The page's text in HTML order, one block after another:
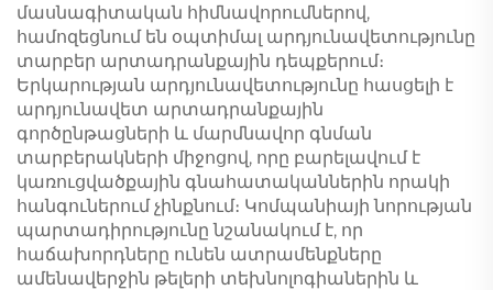
մասնագիտական հիմնավորումներով,
համոզեցնում են օպտիմալ արդյունավետությունը
տարբեր արտադրանքային դեպքերում։
Երկարության արդյունավետությունը հասցելի է
արդյունավետ արտադրանքային
գործընթացների և մարմնավոր գնման
տարբերակների միջոցով, որը բարելավում է
կառուցվածքային գնահատականներին որակի
հանգուներում չինքնում։ Կոմպանիայի նորության
պարտադիրությունը նշանակում է, որ
հաճախորդները ունեն ատրամենքները
ամենավերջին թելերի տեխնոլոգիաներին և